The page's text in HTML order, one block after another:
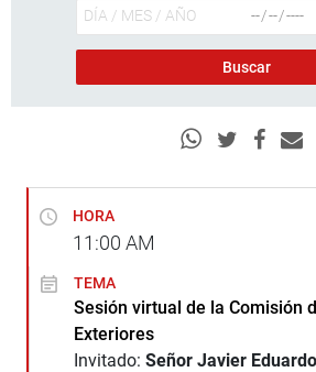
HORA
11:00 AM
TEMA
Sesión virtual de la Comisión
Exteriores
Invitado: Señor Javier